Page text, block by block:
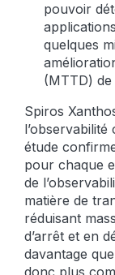
pouvoir
quelques
(MTTD) de
Spiros
étude
pour chaque
de
matière de
réduisant
d’arrêt et en
davantage
donc plus